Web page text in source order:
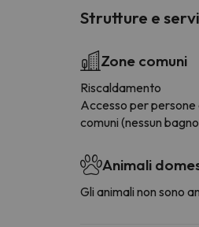
Strutture e
Zone comuni
Riscaldamento
Accesso per
comuni (nessun
Animali
Gli animali non sono